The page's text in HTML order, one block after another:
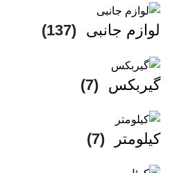
لوازم جانبی (137)
گیربکس (7)
کیلومتر (7)